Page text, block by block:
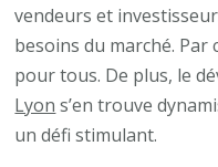
vendeurs et
besoins du marché. Par
pour tous. De plus, le
Lyon s’en trouve
un défi stimulant.